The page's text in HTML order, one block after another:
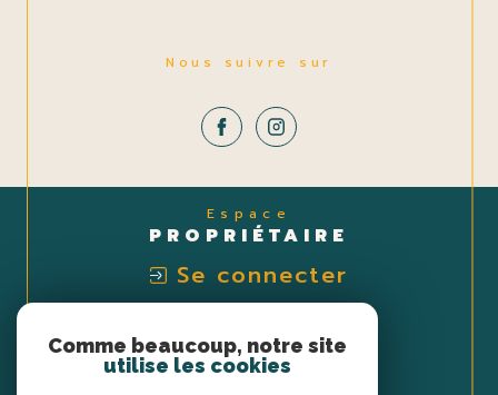
Nous suivre sur
Espace
PROPRIÉTAIRE
Se connecter
ADHÉRONS
Comme beaucoup, notre site
utilise les cookies